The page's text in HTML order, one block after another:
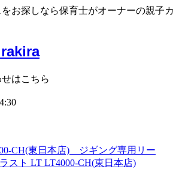
お探しなら保育士がオーナーの親子カ
はこちら
CH(東日本店) ジギング専用リー
スト LT LT4000-CH(東日本店)